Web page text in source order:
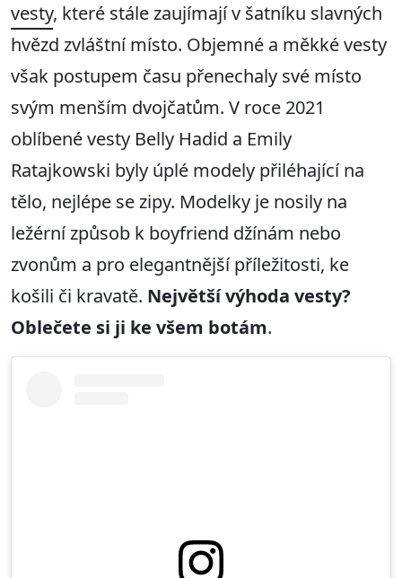
vesty, které stále zaujímají v šatníku slavných
hvězd zvláštní místo. Objemné a měkké vesty
však postupem času přenechaly své místo
svým menším dvojčatům. V roce 2021
oblíbené vesty Belly Hadid a Emily
Ratajkowski byly úplé modely přiléhající na
tělo, nejlépe se zipy. Modelky je nosily na
ležérní způsob k boyfriend džínám nebo
zvonům a pro elegantnější příležitosti, ke
košili či kravatě. Největší výhoda vesty?
Oblečete si ji ke všem botám.